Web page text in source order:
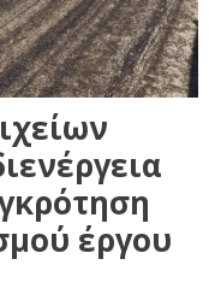
έργου